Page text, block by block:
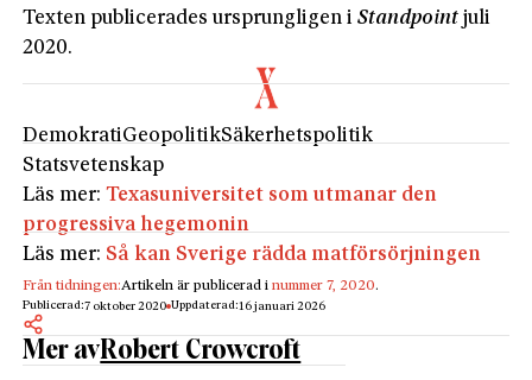
Texten publicerades ursprungligen iStandpoint juli
2020.
DemokratiGeopolitikSäkerhetspolitik
Statsvetenskap
Läs mer:Texasuniversitet som utmanar den
progressiva hegemonin
Läs mer: Så kan Sverige rädda matförsörjningen
Från tidningen:Artikeln är publicerad inummer 7, 2020.
Publicerad:7 oktober 2020 Uppdaterad:16 januari 2026
Mer avRobert Crowcroft